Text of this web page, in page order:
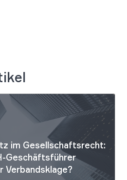
im Gesellschaftsrecht:
Geschäftsführer
Verbandsklage?